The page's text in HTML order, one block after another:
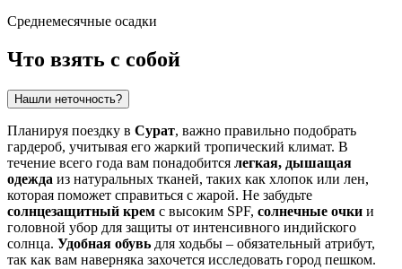
Среднемесячные осадки
Что взять с собой
Нашли неточность?
Планируя поездку в Сурат, важно правильно подобрать
гардероб, учитывая его жаркий тропический климат. В
течение всего года вам понадобится легкая, дышащая
одежда из натуральных тканей, таких как хлопок или лен,
которая поможет справиться с жарой. Не забудьте
солнцезащитный крем с высоким SPF, солнечные очки и
головной убор для защиты от интенсивного индийского
солнца. Удобная обувь для ходьбы – обязательный атрибут,
так как вам наверняка захочется исследовать город пешком.